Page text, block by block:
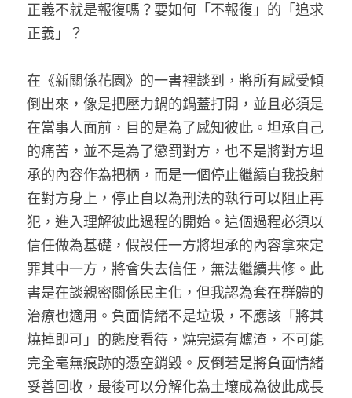
正義不就是報復嗎？要如何「不報復」的「追求
正義」？
在《新關係花園》的一書裡談到，將所有感受傾
倒出來，像是把壓力鍋的鍋蓋打開，並且必須是
在當事人面前，目的是為了感知彼此。坦承自己
的痛苦，並不是為了懲罰對方，也不是將對方坦
承的內容作為把柄，而是一個停止繼續自我投射
在對方身上，停止自以為刑法的執行可以阻止再
犯，進入理解彼此過程的開始。這個過程必須以
信任做為基礎，假設任一方將坦承的內容拿來定
罪其中一方，將會失去信任，無法繼續共修。此
書是在談親密關係民主化，但我認為套在群體的
治療也適用。負面情緒不是垃圾，不應該「將其
燒掉即可」的態度看待，燒完還有爐渣，不可能
完全毫無痕跡的憑空銷毀。反倒若是將負面情緒
妥善回收，最後可以分解化為土壤成為彼此成長